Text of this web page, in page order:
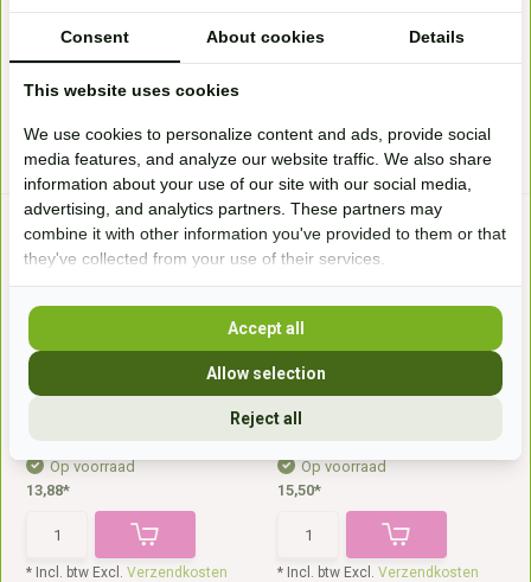
Op voorraad
12,77*
Op voorraad
12,77*
Liksteen magnesium - Super
Mag 3kg
paarden, gemaakt van Med...
Op voorraad
13,88*
* Incl. btw Excl.Verzendkosten
Liksteen Anti Insect
Deze Anti-Insect liksteen is een
mineralen likst...
Op voorraad
15,50*
* Incl. btw Excl. Verzendkosten
Consent About cookies Details
This website uses cookies
We use cookies to personalize content and ads, provide social
media features, and analyze our website traffic. We also share
information about your use of our site with our social media,
advertising, and analytics partners. These partners may
combine it with other information you've provided to them or that
they've collected from your use of their services.
Reject all
Allow selection
Accept all